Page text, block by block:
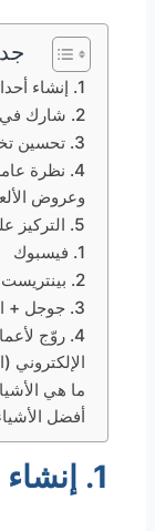
1. إنشاء أحداث داخل المتجر
2. شارك في الأعمال الخيرية
3. تحسين تخطيط متجرك
4. نظرة
وعروض
5. التركيز على تجربة العملاء
1. فيسبوك
2. بينتريست
3. جوجل + المحلي
4. روّج
الإلكتروني
ما هي
أفضل
1. إنشاء أحداث داخل المتجر